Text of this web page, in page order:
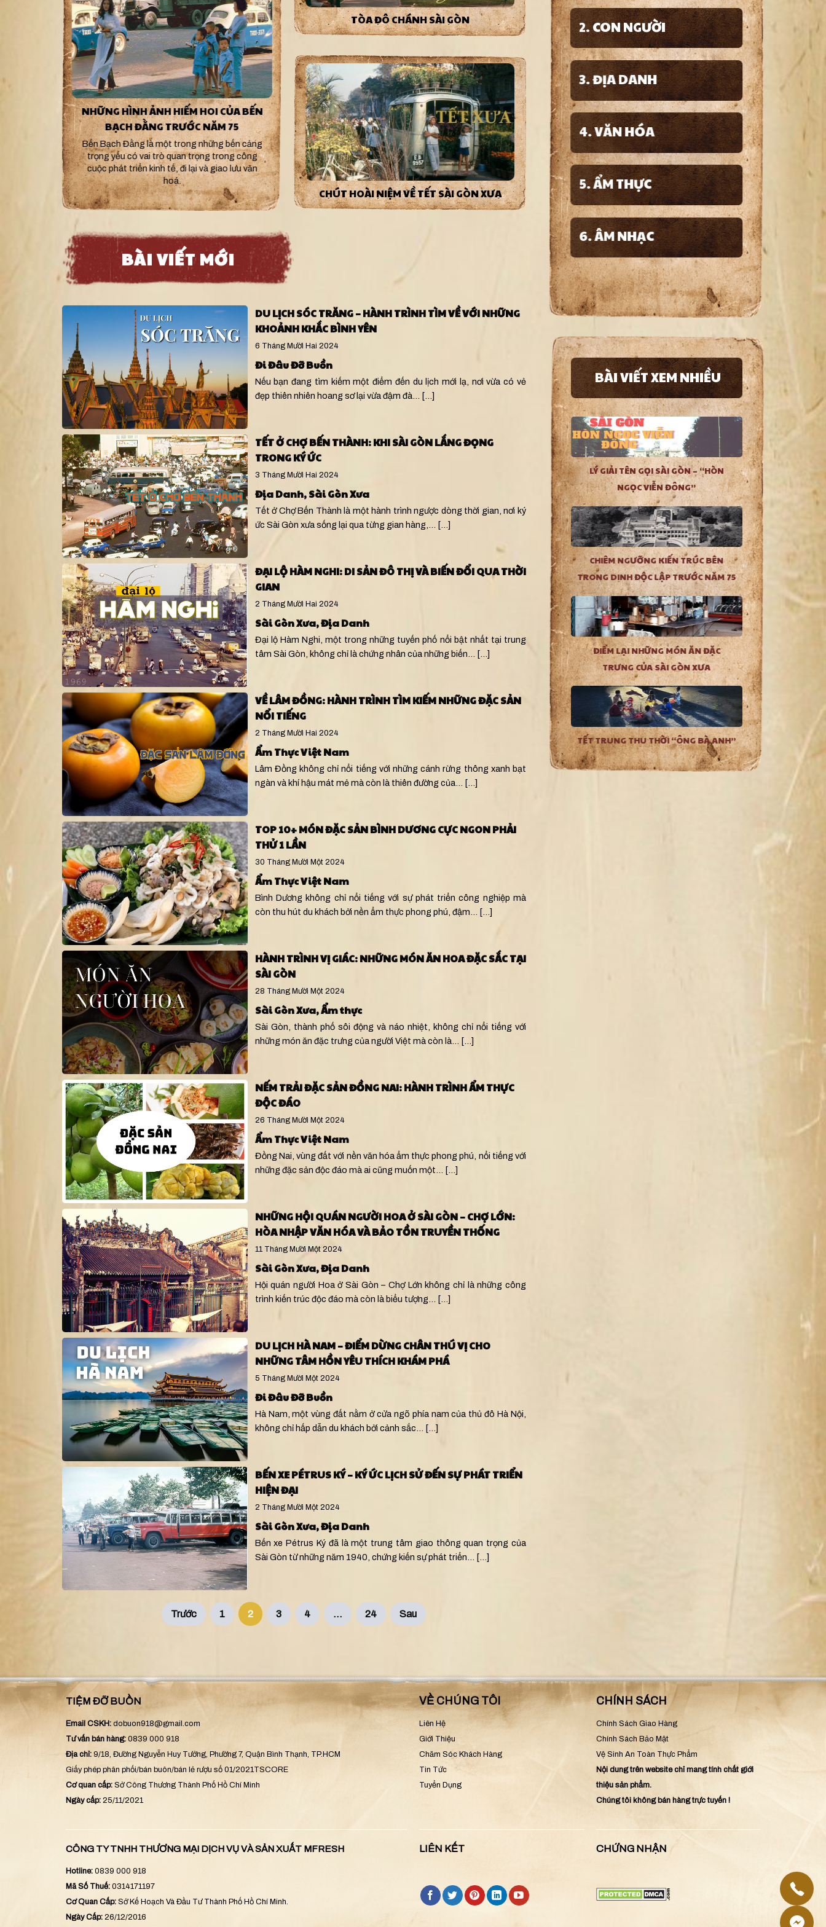
NHỮNG HÌNH ẢNH HIẾM HOI CỦA BẾN
BẠCH ĐẰNG TRƯỚC NĂM 75
Bến Bạch Đằng là một trong những bến cảng
trọng yếu có vai trò quan trọng trong công
cuộc phát triển kinh tế, đi lại và giao lưu văn
hoá.
TÒA ĐÔ CHÁNH SÀI GÒN
CHÚT HOÀI NIỆM VỀ TẾT SÀI GÒN XƯA
BÀI VIẾT MỚI
DU LỊCH SÓC TRĂNG – HÀNH TRÌNH TÌM VỀ VỚI NHỮNG
KHOẢNH KHẮC BÌNH YÊN
6 Tháng Mười Hai 2024
Đi Đâu Đỡ Buồn
Nếu bạn đang tìm kiếm một điểm đến du lịch mới lạ, nơi vừa có vẻ
đẹp thiên nhiên hoang sơ lại vừa đậm đà…
[...]
TẾT Ở CHỢ BẾN THÀNH: KHI SÀI GÒN LẮNG ĐỌNG
TRONG KÝ ỨC
3 Tháng Mười Hai 2024
Địa Danh,Sài Gòn Xưa
Tết ở Chợ Bến Thành là một hành trình ngược dòng thời gian, nơi ký
ức Sài Gòn xưa sống lại qua từng gian hàng,…
[...]
ĐẠI LỘ HÀM NGHI: DI SẢN ĐÔ THỊ VÀ BIẾN ĐỔI QUA THỜI
GIAN
2 Tháng Mười Hai 2024
Sài Gòn Xưa,Địa Danh
Đại lộ Hàm Nghi, một trong những tuyến phố nổi bật nhất tại trung
tâm Sài Gòn, không chỉ là chứng nhân của những biến…
[...]
VỀ LÂM ĐỒNG: HÀNH TRÌNH TÌM KIẾM NHỮNG ĐẶC SẢN
NỔI TIẾNG
2 Tháng Mười Hai 2024
Ẩm Thực Việt Nam
Lâm Đồng không chỉ nổi tiếng với những cánh rừng thông xanh bạt
ngàn và khí hậu mát mẻ mà còn là thiên đường của…
[...]
TOP 10+ MÓN ĐẶC SẢN BÌNH DƯƠNG CỰC NGON PHẢI
THỬ 1 LẦN
30 Tháng Mười Một 2024
Ẩm Thực Việt Nam
Bình Dương không chỉ nổi tiếng với sự phát triển công nghiệp mà
còn thu hút du khách bởi nền ẩm thực phong phú, đậm…
[...]
HÀNH TRÌNH VỊ GIÁC: NHỮNG MÓN ĂN HOA ĐẶC SẮC TẠI
SÀI GÒN
28 Tháng Mười Một 2024
Sài Gòn Xưa,Ẩm thực
Sài Gòn, thành phố sôi động và náo nhiệt, không chỉ nổi tiếng với
những món ăn đặc trưng của người Việt mà còn là… [...]
NẾM TRẢI ĐẶC SẢN ĐỒNG NAI: HÀNH TRÌNH ẨM THỰC
ĐỘC ĐÁO
26 Tháng Mười Một 2024
Ẩm Thực Việt Nam
Đồng Nai, vùng đất với nền văn hóa ẩm thực phong phú, nổi tiếng với
những đặc sản độc đáo mà ai cũng muốn một…
[...]
NHỮNG HỘI QUÁN NGƯỜI HOA Ở SÀI GÒN – CHỢ LỚN:
HÒA NHẬP VĂN HÓA VÀ BẢO TỒN TRUYỀN THỐNG
11 Tháng Mười Một 2024
Sài Gòn Xưa,Địa Danh
Hội quán người Hoa ở Sài Gòn – Chợ Lớn không chỉ là những công
trình kiến trúc độc đáo mà còn là biểu tượng…
[...]
DU LỊCH HÀ NAM – ĐIỂM DỪNG CHÂN THÚ VỊ CHO
NHỮNG TÂM HỒN YÊU THÍCH KHÁM PHÁ
5 Tháng Mười Một 2024
Đi Đâu Đỡ Buồn
Hà Nam, một vùng đất nằm ở cửa ngõ phía nam của thủ đô Hà Nội,
không chỉ hấp dẫn du khách bởi cảnh sắc…
[...]
BẾN XE PÉTRUS KÝ – KÝ ỨC LỊCH SỬ ĐẾN SỰ PHÁT TRIỂN
HIỆN ĐẠI
2 Tháng Mười Một 2024
Sài Gòn Xưa,Địa Danh
Bến xe Pétrus Ký đã là một trung tâm giao thông quan trọng của
Sài Gòn từ những năm 1940, chứng kiến sự phát triển…
[...]
Trước 1 2 3 4 … 24 Sau
2. CON NGƯỜI
3. ĐỊA DANH
4. VĂN HÓA
5. ẨM THỰC
6. ÂM NHẠC
BÀI VIẾT XEM NHIỀU
LÝ GIẢI TÊN GỌI SÀI GÒN – “HÒN
NGỌC VIỄN ĐÔNG”
CHIÊM NGƯỠNG KIẾN TRÚC BÊN
TRONG DINH ĐỘC LẬP TRƯỚC NĂM 75
ĐIỂM LẠI NHỮNG MÓN ĂN ĐẶC
TRƯNG CỦA SÀI GÒN XƯA
TẾT TRUNG THU THỜI “ÔNG BÀ ANH”
TIỆM ĐỠ BUỒN
Email CSKH: dobuon918@gmail.com
Tư vấn bán hàng: 0839 000 918
Địa chỉ: 9/18, Đường Nguyễn Huy Tưởng, Phường 7, Quận Bình Thạnh, TP.HCM
Giấy phép phân phối/bán buôn/bán lẻ rượu số 01/2021TSCORE
Cơ quan cấp: Sở Công Thương Thành Phố Hồ Chí Minh
Ngày cấp: 25/11/2021
VỀ CHÚNG TÔI
Liên Hệ
Giới Thiệu
Chăm Sóc Khách Hàng
Tin Tức
Tuyển Dụng
CHÍNH SÁCH
Chính Sách Giao Hàng
Chính Sách Bảo Mật
Vệ Sinh An Toàn Thực Phẩm
Nội dung trên website chỉ mang tính chất giới
thiệu sản phẩm.
Chúng tôi không bán hàng trực tuyến !
CÔNG TY TNHH THƯƠNG MẠI DỊCH VỤ VÀ SẢN XUẤT MFRESH
Hotline: 0839 000 918
Mã Số Thuế: 0314171197
Cơ Quan Cấp: Sở Kế Hoạch Và Đầu Tư Thành Phố Hồ Chí Minh.
Ngày Cấp: 26/12/2016
LIÊN KẾT CHỨNG NHẬN